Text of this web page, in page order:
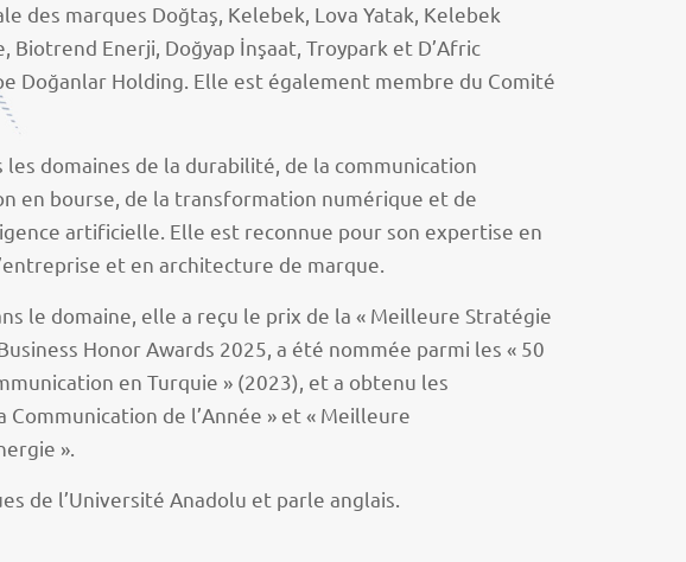
des marques Doğtaş, Kelebek, Lova Yatak, Kelebek
Biotrend Enerji, Doğyap İnşaat, Troypark et D’Afric
Doğanlar Holding. Elle est également membre du Comité
domaines de la durabilité, de la communication
en bourse, de la transformation numérique et de
artificielle. Elle est reconnue pour son expertise en
et en architecture de marque.
le domaine, elle a reçu le prix de la « Meilleure Stratégie
Honor Awards 2025, a été nommée parmi les « 50
en Turquie » (2023), et a obtenu les
de l’Année » et « Meilleure
».
de l’Université Anadolu et parle anglais.